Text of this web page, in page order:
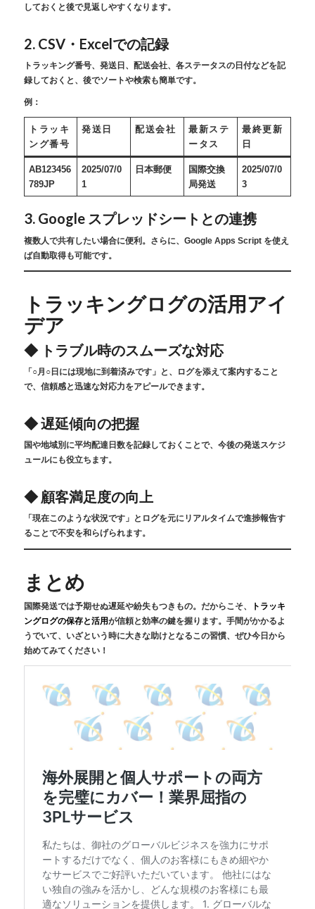
しておくと後で見返しやすくなります。
2. CSV・Excelでの記録
トラッキング番号、発送日、配送会社、各ステータスの日付などを記
録しておくと、後でソートや検索も簡単です。
例：
トラッキ
ング番号
発送日 配送会社
最新ステ
ータス
最終更新
日
AB123456
789JP
2025/07/0
1
日本郵便
国際交換
局発送
2025/07/0
3
3. Google スプレッドシートとの連携
複数人で共有したい場合に便利。さらに、Google Apps Script を使え
ば自動取得も可能です。
トラッキングログの活用アイ
デア
◆ トラブル時のスムーズな対応
「○月○日には現地に到着済みです」と、ログを添えて案内すること
で、信頼感と迅速な対応力をアピールできます。
◆ 遅延傾向の把握
国や地域別に平均配達日数を記録しておくことで、今後の発送スケジ
ュールにも役立ちます。
◆ 顧客満足度の向上
「現在このような状況です」とログを元にリアルタイムで進捗報告す
ることで不安を和らげられます。
まとめ
国際発送では予期せぬ遅延や紛失もつきもの。だからこそ、
トラッキ
ングログの保存と活用が信頼と効率の鍵を握ります。手間がかかるよ
うでいて、いざという時に大きな助けとなるこの習慣、ぜひ今日から
始めてみてください！